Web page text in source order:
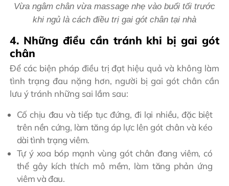
Vừa ngâm chân vừa massage nhẹ vào buổi tối trước
khi ngủ là cách điều trị gai gót chân tại nhà
4. Những điều cần tránh khi bị gai gót
chân
Để các biện pháp điều trị đạt hiệu quả và không làm
tình trạng đau nặng hơn, người bị gai gót chân cần
lưu ý tránh những sai lầm sau:
Cố chịu đau và tiếp tục đứng, đi lại nhiều, đặc biệt
trên nền cứng, làm tăng áp lực lên gót chân và kéo
dài tình trạng viêm.
Tự ý xoa bóp mạnh vùng gót chân đang viêm, có
thể gây kích thích mô mềm, làm tăng phản ứng
viêm và đau.